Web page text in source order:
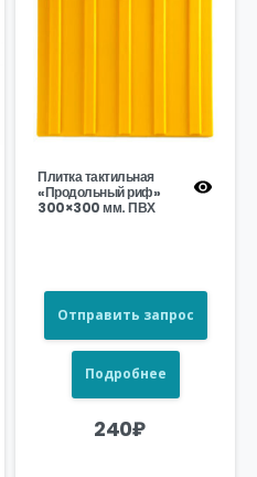
Плитка тактильная
«Продольный риф»
300×300 мм. ПВХ
Отправить запрос
Подробнее
240₽